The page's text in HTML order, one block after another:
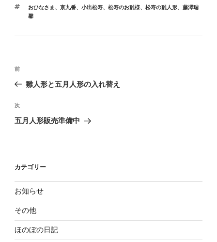
ゴ
リ
タ
グ
おひなさま 、 京九番、 小出松寿、 松寿のお雛様、 松寿の雛人形、 藤澤瑞
馨
投
ビ
ゲ
ン
前
の
稿
前
雛人形と五月人形の入れ替え
次
の
次
五月人形販売準備中
カテゴリー
お知らせ
その他
ほのぼの日記